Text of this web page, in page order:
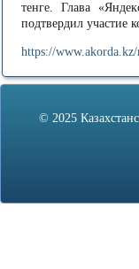
тенге. Глава
подтвердил участие
https://
© 2025